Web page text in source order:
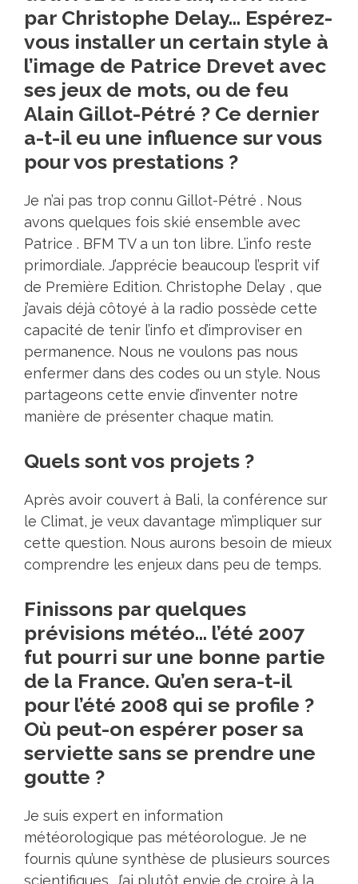
par Christophe Delay… Espérez-
vous installer un certain style à
l’image de Patrice Drevet avec
ses jeux de mots, ou de feu
Alain Gillot-Pétré ? Ce dernier
a-t-il eu une influence sur vous
pour vos prestations ?
Je n’ai pas trop connu Gillot-Pétré . Nous
avons quelques fois skié ensemble avec
Patrice . BFM TV a un ton libre. L’info reste
primordiale. J’apprécie beaucoup l’esprit vif
de Première Edition. Christophe Delay , que
j’avais déjà côtoyé à la radio possède cette
capacité de tenir l’info et d’improviser en
permanence. Nous ne voulons pas nous
enfermer dans des codes ou un style. Nous
partageons cette envie d’inventer notre
manière de présenter chaque matin.
Quels sont vos projets ?
Après avoir couvert à Bali, la conférence sur
le Climat, je veux davantage m’impliquer sur
cette question. Nous aurons besoin de mieux
comprendre les enjeux dans peu de temps.
Finissons par quelques
prévisions météo… l’été 2007
fut pourri sur une bonne partie
de la France. Qu’en sera-t-il
pour l’été 2008 qui se profile ?
Où peut-on espérer poser sa
serviette sans se prendre une
goutte ?
Je suis expert en information
météorologique pas météorologue. Je ne
fournis qu’une synthèse de plusieurs sources
scientifiques. J’ai plutôt envie de croire à la